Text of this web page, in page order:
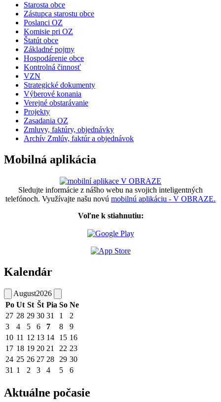
Starosta obce
Zástupca starostu obce
Poslanci OZ
Komisie pri OZ
Štatút obce
Základné pojmy
Hospodárenie obce
Kontrolná činnosť
VZN
Strategické dokumenty
Výberové konania
Verejné obstarávanie
Projekty
Zasadania OZ
Zmluvy, faktúry, objednávky
Archív Zmlúv, faktúr a objednávok
Mobilná aplikácia
Sledujte informácie z nášho webu na svojich inteligentných
telefónoch. Využívajte našu novú mobilnú aplikáciu - V OBRAZE.
Voľne k stiahnutiu:
Kalendár
August2026
Po Ut St Št Pia So Ne
27 28 29 30 31 1
2
3
4 5 6 7 8
9
10 11 12 13 14 15 16
17 18 19 20 21 22 23
24 25 26 27 28 29 30
31 1 2 3 4 5 6
Aktuálne počasie